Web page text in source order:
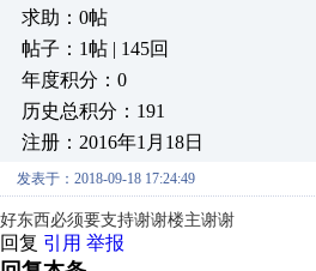
求助：0帖
帖子：1帖 | 145回
年度积分：0
历史总积分：191
注册：2016年1月18日
发表于：2018-09-18 17:24:49
好东西必须要支持谢谢楼主谢谢
回复 引用 举报